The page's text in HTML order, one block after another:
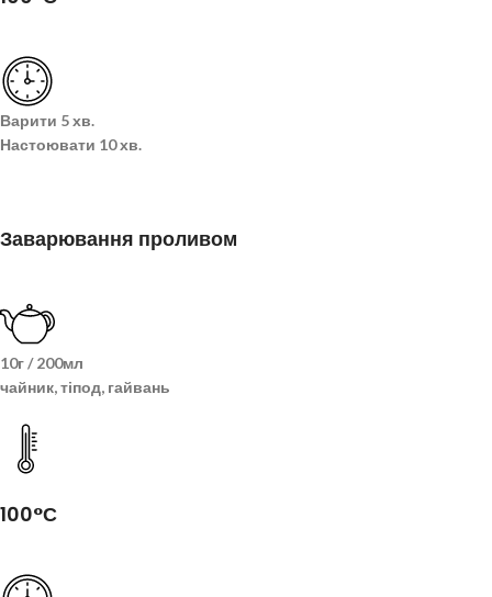
Варити 5 хв.
Настоювати 10 хв.
Заварювання проливом
10г / 200мл
чайник, тіпод, гайвань
100°С